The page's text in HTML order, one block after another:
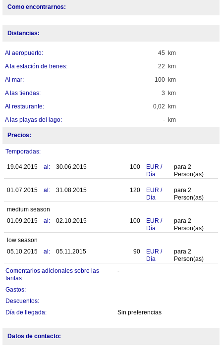
Como encontrarnos:
Distancias:
45 km
Al aeropuerto:
22 km
A la estación de trenes:
100 km
Al mar:
3 km
A las tiendas:
0,02 km
Al restaurante:
- km
A las playas del lago:
Precios:
Temporadas:
19.04.2015 al: 30.06.2015 100 EUR /
Día
para 2
Person(as)
01.07.2015 al: 31.08.2015 120 EUR /
Día
para 2
Person(as)
medium season
01.09.2015
al: 02.10.2015 100 EUR /
Día
para 2
Person(as)
low season
05.10.2015
al: 05.11.2015 90 EUR /
Día
para 2
Person(as)
Comentarios adicionales sobre las
tarifas:
-
Gastos:
Descuentos:
Día de llegada:
Sin preferencias
Datos de contacto: